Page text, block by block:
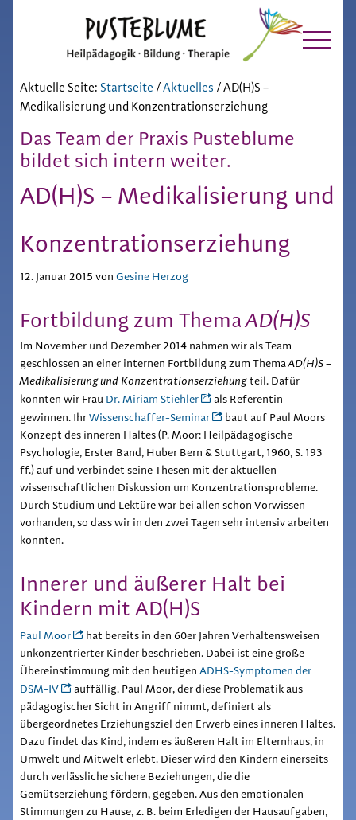
Hauptnavigation
content
Pusteblume
Chiemgau
Aktuelle Seite: Startseite /Aktuelles /AD(H)S –
Medikalisierung und Konzentrationserziehung
AD(H)S – Medikalisierung und
Konzentrationserziehung
Das Team der Praxis Pusteblume
bildet sich intern weiter.
12. Januar 2015 von Gesine Herzog
Fortbildung zum ThemaAD(H)S
Im November und Dezember 2014 nahmen wir als Team
geschlossen an einer internen Fortbildung zum ThemaAD(H)S –
Medikalisierung und Konzentrationserziehungteil. Dafür
konnten wir Frau Dr. Miriam Stiehler
als Referentin
gewinnen. IhrWissenschaffer-Seminar
baut auf Paul Moors
Konzept des inneren Haltes (P. Moor: Heilpädagogische
Psychologie, Erster Band, Huber Bern & Stuttgart, 1960, S. 193
ff.) auf und verbindet seine Thesen mit der aktuellen
wissenschaftlichen Diskussion um Konzentrationsprobleme.
Durch Studium und Lektüre war bei allen schon Vorwissen
vorhanden, so dass wir in den zwei Tagen sehr intensiv arbeiten
konnten.
Innerer und äußerer Halt bei
Kindern mit AD(H)S
Paul Moor
hat bereits in den 60er Jahren Verhaltensweisen
unkonzentrierter Kinder beschrieben. Dabei ist eine große
Übereinstimmung mit den heutigen ADHS-Symptomen der
DSM-IV
auffällig. Paul Moor, der diese Problematik aus
pädagogischer Sicht in Angriff nimmt, definiert als
übergeordnetes Erziehungsziel den Erwerb eines inneren Haltes.
Dazu findet das Kind, indem es äußeren Halt im Elternhaus, in
Umwelt und Mitwelt erlebt. Dieser wird den Kindern einerseits
durch verlässliche sichere Beziehungen, die die
Gemütserziehung fördern, gegeben. Aus den emotionalen
Stimmungen zu Hause, z. B. beim Erledigen der Hausaufgaben,